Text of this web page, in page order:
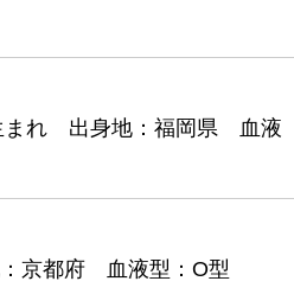
まれ 出身地：福岡県 血液
京都府 血液型：O型